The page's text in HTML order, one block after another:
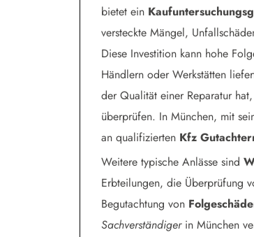
bietet ein
versteckte Mängel,
Diese Investition kann hohe
Händlern oder Werkstätten
der Qualität einer Reparatur
überprüfen. In München, mit
an qualifizierten Kfz
Weitere typische Anlässe sind
Erbteilungen, die Überprüfung
Begutachtung von
Sachverständigerin München